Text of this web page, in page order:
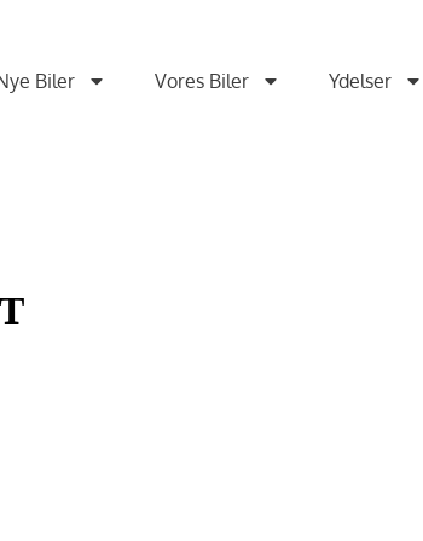
Biler Vores Biler Ydelser